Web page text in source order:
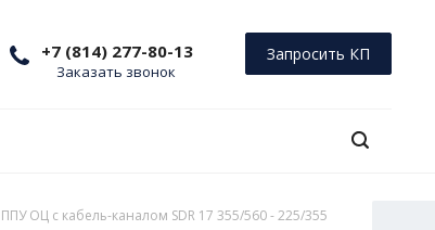
+7 (814) 277-80-13
Заказать звонок
Запросить КП
ОЦ с кабель-каналом SDR 17 355/560 - 225/355